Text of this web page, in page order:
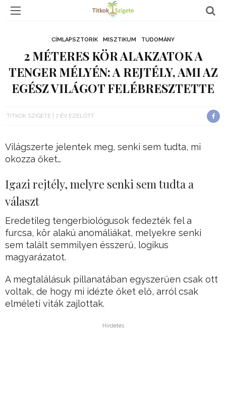
CÍMLAPSZTORIK MISZTIKUM TUDOMÁNY
2 MÉTERES KÖR ALAKZATOK A
TENGER MÉLYÉN: A REJTÉLY, AMI AZ
EGÉSZ VILÁGOT FELÉBRESZTETTE
TITKOK SZIGETE 7 ÉV EZELŐTT
Világszerte jelentek meg, senki sem tudta, mi
okozza őket…
Igazi rejtély, melyre senki sem tudta a
választ
Eredetileg tengerbiológusok fedezték fel a
furcsa, kör alakú anomáliákat, melyekre senki
sem talált semmilyen ésszerű, logikus
magyarázatot.
A megtalálásuk pillanatában egyszerűen csak ott
voltak, de hogy mi idézte őket elő, arról csak
elméleti viták zajlottak.
Hirdetés